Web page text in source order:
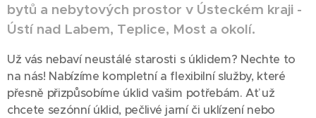
bytů a nebytových prostor v Ústeckém kraji -
Ústí nad Labem, Teplice, Most a okolí.
Už vás nebaví neustálé starosti s úklidem? Nechte to
na nás! Nabízíme kompletní a flexibilní služby, které
přesně přizpůsobíme úklid vašim potřebám. Ať už
chcete sezónní úklid, pečlivé jarní či uklízení nebo